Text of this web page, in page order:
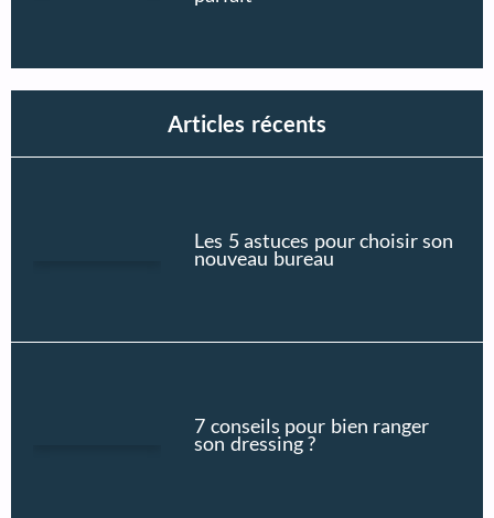
Articles récents
Les 5 astuces pour choisir son
nouveau bureau
7 conseils pour bien ranger
son dressing ?